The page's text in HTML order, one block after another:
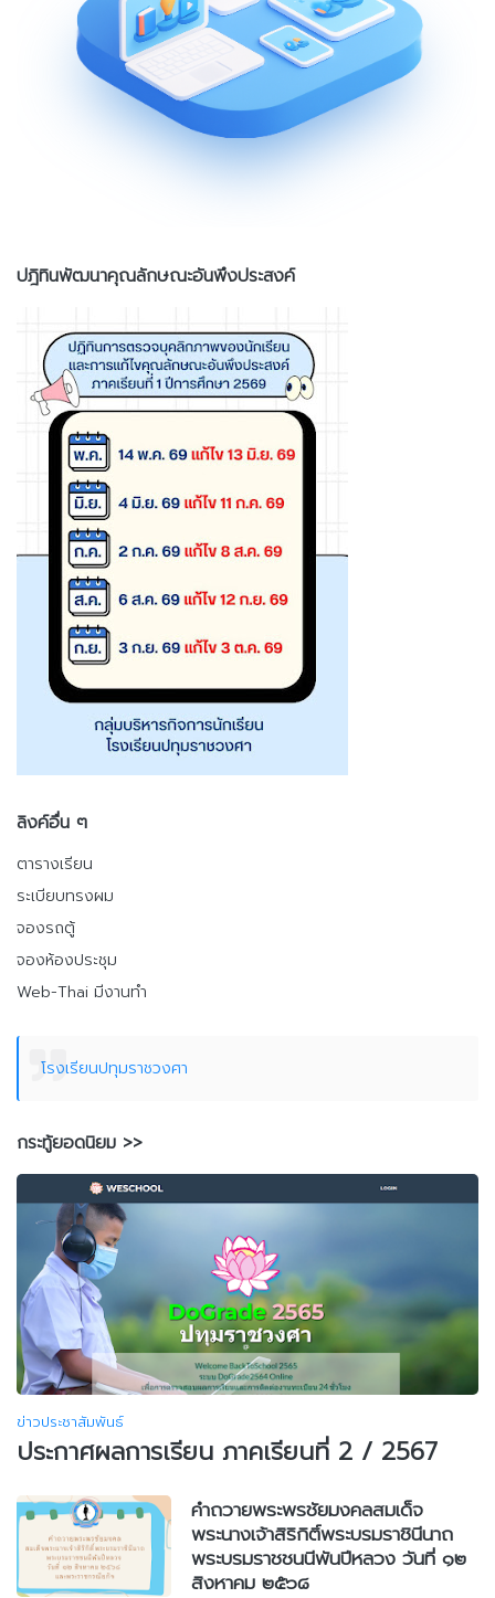
ปฎิทินพัฒนาคุณลักษณะอันพึงประสงค์
ลิงค์อื่น ๆ
ตารางเรียน
ระเบียบทรงผม
จองรถตู้
จองห้องประชุม
Web-Thai มีงานทำ
โรงเรียนปทุมราชวงศา
กระทู้ยอดนิยม >>
ข่าวประชาสัมพันธ์
ประกาศผลการเรียน ภาคเรียนที่ 2 / 2567
คำถวายพระพรชัยมงคลสมเด็จ
พระนางเจ้าสิริกิติ์พระบรมราชินีนาถ
พระบรมราชชนนีพันปีหลวง วันที่ ๑๒
สิงหาคม ๒๕๖๘